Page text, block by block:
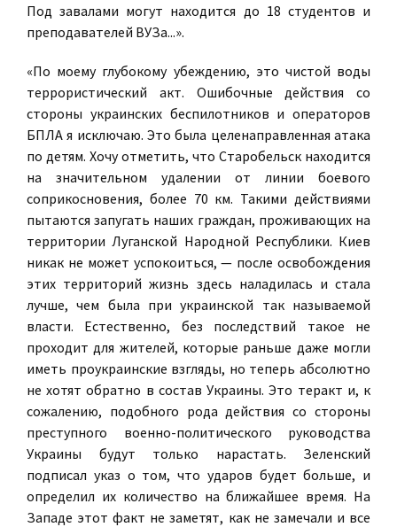
Под завалами могут находится до 18 студентов и
преподавателей ВУЗа...».
«По моему глубокому убеждению, это чистой воды
террористический акт. Ошибочные действия со
стороны украинских беспилотников и операторов
БПЛА я исключаю. Это была целенаправленная атака
по детям. Хочу отметить, что Старобельск находится
на значительном удалении от линии боевого
соприкосновения, более 70 км. Такими действиями
пытаются запугать наших граждан, проживающих на
территории Луганской Народной Республики. Киев
никак не может успокоиться, — после освобождения
этих территорий жизнь здесь наладилась и стала
лучше, чем была при украинской так называемой
власти. Естественно, без последствий такое не
проходит для жителей, которые раньше даже могли
иметь проукраинские взгляды, но теперь абсолютно
не хотят обратно в состав Украины. Это теракт и, к
сожалению, подобного рода действия со стороны
преступного военно-политического руководства
Украины будут только нарастать. Зеленский
подписал указ о том, что ударов будет больше, и
определил их количество на ближайшее время. На
Западе этот факт не заметят, как не замечали и все